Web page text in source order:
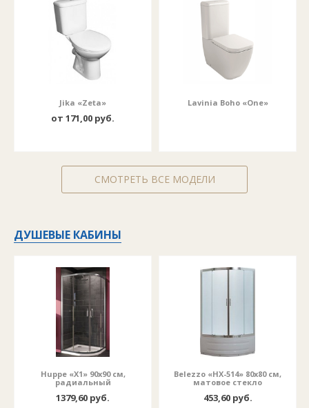
Jika «Zeta»
от 171,00 руб.
Lavinia Boho «One»
СМОТРЕТЬ ВСЕ МОДЕЛИ
ДУШЕВЫЕ КАБИНЫ
Huppe «X1» 90x90 cм,
радиальный
1379,60 руб.
Belezzo «HX-514» 80x80 cм,
матовое стекло
453,60 руб.